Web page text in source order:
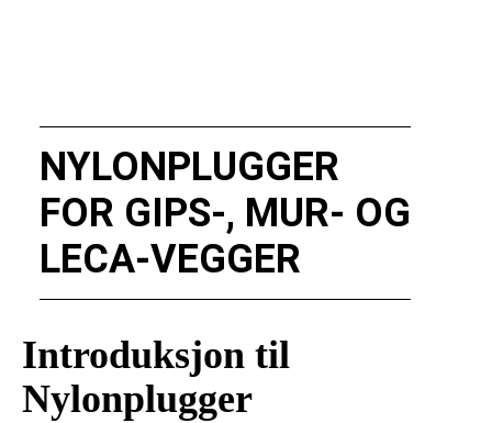
NYLONPLUGGER
FOR GIPS-, MUR- OG
LECA-VEGGER
Introduksjon til
Nylonplugger